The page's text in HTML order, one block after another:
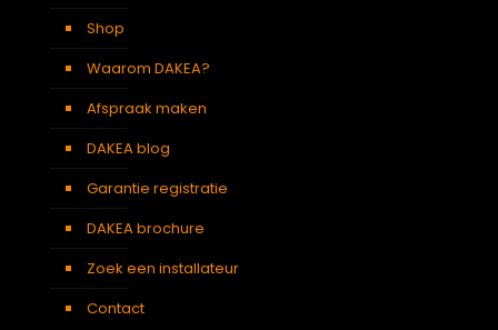
Shop
Waarom DAKEA?
Afspraak maken
DAKEA blog
Garantie registratie
DAKEA brochure
Zoek een installateur
Contact